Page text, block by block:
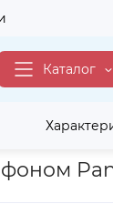
Каталог
Накладні